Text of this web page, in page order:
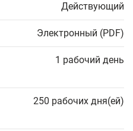
Действующий
Электронный (PDF)
1 рабочий день
250 рабочих дня(ей)